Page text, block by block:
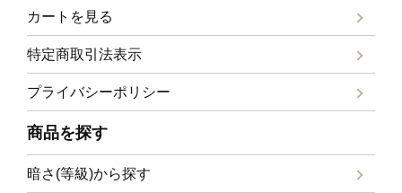
カートを見る
特定商取引法表示
プライバシーポリシー
商品を探す
暗さ(等級)から探す